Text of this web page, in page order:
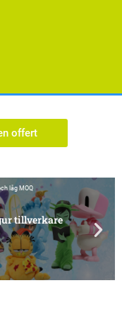
offert
låg MOQ
tillverkare